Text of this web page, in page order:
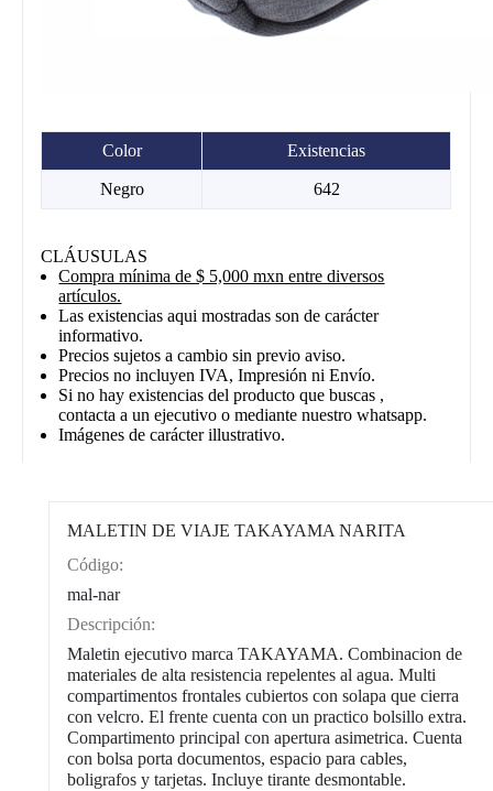
Color Existencias
Negro 642
CLÁUSULAS
Compra mínima de $ 5,000 mxn entre diversos
artículos.
Las existencias aqui mostradas son de carácter
informativo.
Precios sujetos a cambio sin previo aviso.
Precios no incluyen IVA, Impresión ni Envío.
Si no hay existencias del producto que buscas ,
contacta a un ejecutivo o mediante nuestro whatsapp.
Imágenes de carácter illustrativo.
MALETIN DE VIAJE TAKAYAMA NARITA
Código:
mal-nar
Descripción:
Maletin ejecutivo marca TAKAYAMA. Combinacion de
materiales de alta resistencia repelentes al agua. Multi
compartimentos frontales cubiertos con solapa que cierra
con velcro. El frente cuenta con un practico bolsillo extra.
Compartimento principal con apertura asimetrica. Cuenta
con bolsa porta documentos, espacio para cables,
boligrafos y tarjetas. Incluye tirante desmontable.